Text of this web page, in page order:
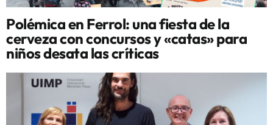
Polémica en Ferrol: una fiesta de la
cerveza con concursos y «catas» para
niños desata las críticas